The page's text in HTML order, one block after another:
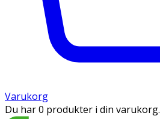
Varukorg
Du har 0 produkter i din varukorg.